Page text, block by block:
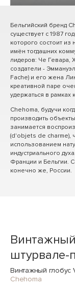
Бельгийский бренд
существует с 1987
которого состоит из
имён тогдашних
лидеров: Че
создатели -
Fache) и его жена
креативной паре
удержаться в рамках
Chehoma, будучи
производить
занимается
(d'objets de charme),
использованием
индустриального
Франции и Бельгии.
конечно же, России.
штурвале-
Винтажный глобус
Chehoma